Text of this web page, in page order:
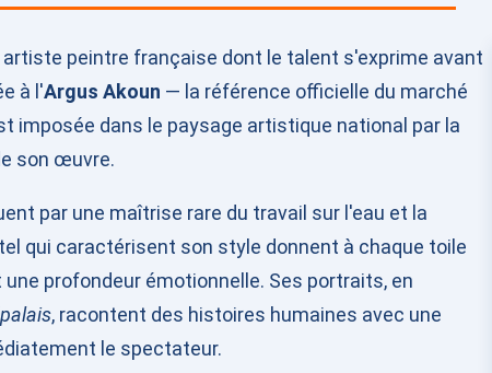
artiste peintre française dont le talent s'exprime avant
à l'Argus Akoun — la référence officielle du marché
imposée dans le paysage artistique national par la
son œuvre.
par une maîtrise rare du travail sur l'eau et la
qui caractérisent son style donnent à chaque toile
profondeur émotionnelle. Ses portraits, en
, racontent des histoires humaines avec une
le spectateur.